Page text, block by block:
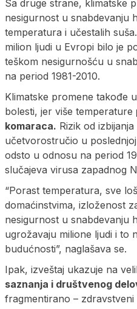
Sa druge strane, klimatske
nesigurnost u snabdevanju
temperatura i učestalih
milion ljudi u Evropi bilo je
teškom nesigurnošću u
na period 1981-2010.
Klimatske promene takođe
bolesti, jer više temperature
komaraca. Rizik od
učetvorostručio u
odsto u odnosu na period
slučajeva virusa zapadnog
“Porast temperatura, sve
domaćinstvima, izloženost
nesigurnost u snabdevanju
ugrožavaju milione ljudi i to
budućnosti”, naglašava se.
Ipak, izveštaj ukazuje na
saznanja i društvenog
fragmentirano –